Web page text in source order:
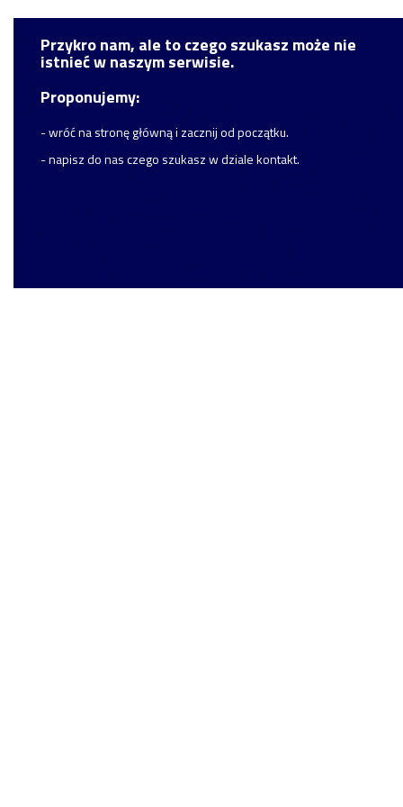
Przykro nam, ale to czego szukasz może nie
istnieć w naszym serwisie.
Proponujemy:
- wróć na stronę główną i zacznij od początku.
- napisz do nas czego szukasz w dziale kontakt.